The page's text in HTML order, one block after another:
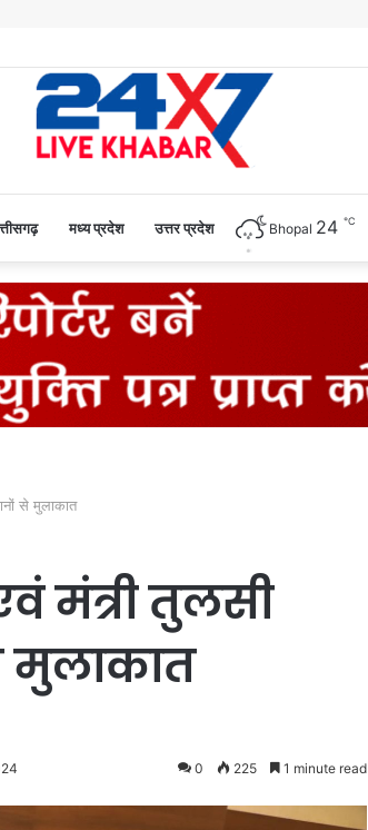
मध्य प्रदेश उत्तर प्रदेश Bhopal 24 ℃
से मुलाकात
मंत्री तुलसी
मुलाकात
0 225 1 minute read